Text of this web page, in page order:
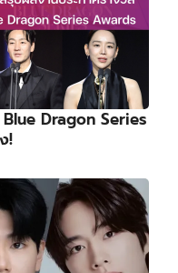
Dragon Series
!